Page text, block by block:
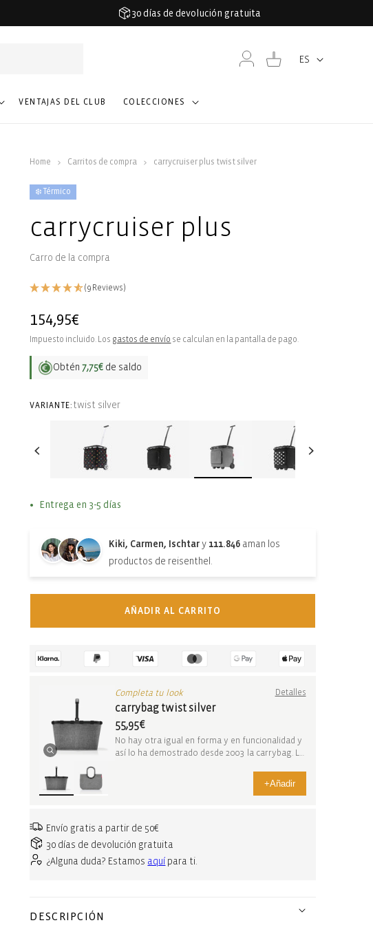
30 días de devolución gratuita
VENTAJAS DEL CLUB COLECCIONES
Idioma
ES
Iniciar
sesión
Carrito
Home Carritos de compra carrycruiser plus twist silver
❄️ Térmico
carrycruiser plus
Carro de la compra
(9 Reviews)
Precio
habitual
154,95€
Impuesto incluido. Los gastos de envío se calculan en la pantalla de pago.
Obtén7,75€ de saldo
VARIANTE: twist silver
Entrega en 3-5 días
Kiki, Carmen, Ischtar y 111.846 aman los
productos de reisenthel.
AÑADIR AL CARRITO
Completa tu look Detalles
carrybag twist silver
55,95€
No hay otra igual en forma y en funcionalidad y
así lo ha demostrado desde 2003 la carrybag. La
+Añadir
Envío gratis a partir de 50€
30 días de devolución gratuita
¿Alguna duda? Estamos aquí para ti.
DESCRIPCIÓN